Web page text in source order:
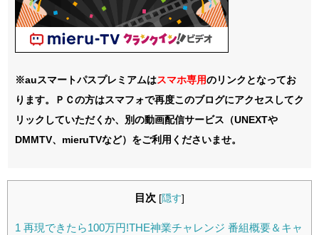
※auスマートパスプレミアムはスマホ専用のリンクとなってお
ります。ＰＣの方はスマフォで再度このブログにアクセスしてク
リックしていただくか、別の動画配信サービス（UNEXTや
DMMTV、mieruTVなど）をご利用くださいませ。
目次 [隠す]
1 再現できたら100万円!THE神業チャレンジ 番組概要＆キャ